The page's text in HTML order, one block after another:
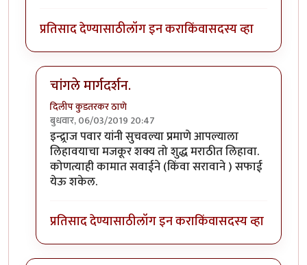
प्रतिसाद देण्यासाठीलॉग इन कराकिंवासदस्य व्हा
चांगले मार्गदर्शन.
दिलीप कुडतरकर ठाणे
बुधवार, 06/03/2019 20:47
In reply toसूचना....!!byइन्द्र्राज पवार
इन्द्र्राज पवार यांनी सुचवल्या प्रमाणे आपल्याला
लिहावयाचा मजकूर शक्य तो शुद्ध मराठीत लिहावा.
कोणत्याही कामात सवाईने (किंवा सरावाने ) सफाई
येऊ शकेल.
प्रतिसाद देण्यासाठीलॉग इन कराकिंवासदस्य व्हा